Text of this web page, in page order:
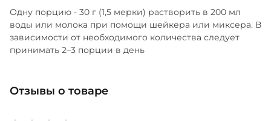
Одну порцию - 30 г (1,5 мерки) растворить в 200 мл
воды или молока при помощи шейкера или миксера. В
зависимости от необходимого количества следует
принимать 2–3 порции в день
Отзывы о товаре